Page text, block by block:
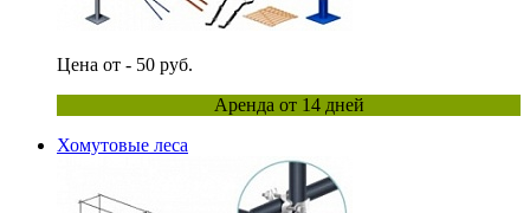
Цена от - 50 руб.
Аренда от 14 дней
Хомутовые леса